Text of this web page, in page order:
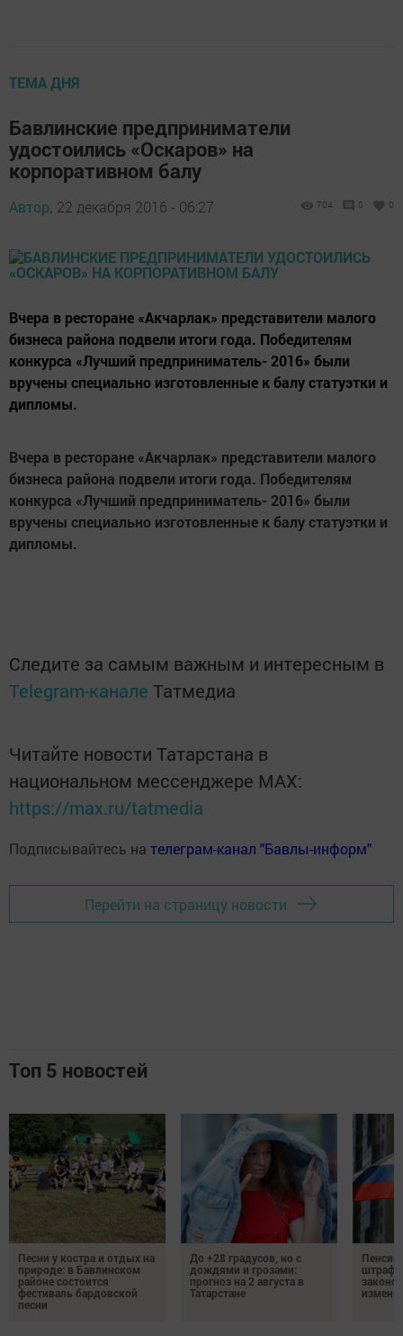
ТЕМА ДНЯ
Бавлинские предприниматели
удостоились «Оскаров» на
корпоративном балу
Автор, 22 декабря 2016 - 06:27 704 0 0
Вчера в ресторане «Акчарлак» представители малого
бизнеса района подвели итоги года. Победителям
конкурса «Лучший предприниматель- 2016» были
вручены специально изготовленные к балу статуэтки и
дипломы.
Вчера в ресторане «Акчарлак» представители малого
бизнеса района подвели итоги года. Победителям
конкурса «Лучший предприниматель- 2016» были
вручены специально изготовленные к балу статуэтки и
дипломы.
Следите за самым важным и интересным в
Telegram-канале Татмедиа
Читайте новости Татарстана в
национальном мессенджере MАХ:
https://max.ru/tatmedia
Подписывайтесь на телеграм-канал "Бавлы-информ"
Перейти на страницу новости
Топ 5 новостей
Песни у костра и отдых на
природе: в Бавлинском
районе состоится
фестиваль бардовской
песни
До +28 градусов, но с
дождями и грозами:
прогноз на 2 августа в
Татарстане